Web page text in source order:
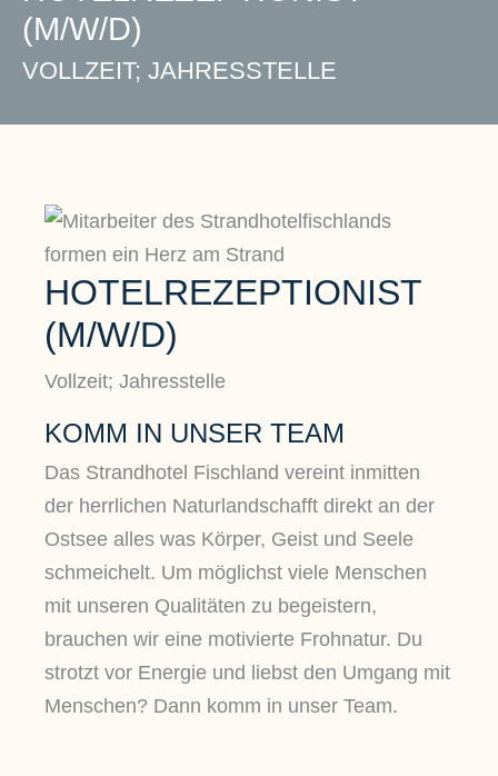
(M/W/D)
VOLLZEIT; JAHRESSTELLE
HOTELREZEPTIONIST
(M/W/D)
Vollzeit; Jahresstelle
KOMM IN UNSER TEAM
Das Strandhotel Fischland vereint inmitten
der herrlichen Naturlandschafft direkt an der
Ostsee alles was Körper, Geist und Seele
schmeichelt. Um möglichst viele Menschen
mit unseren Qualitäten zu begeistern,
brauchen wir eine motivierte Frohnatur. Du
strotzt vor Energie und liebst den Umgang mit
Menschen? Dann komm in unser Team.